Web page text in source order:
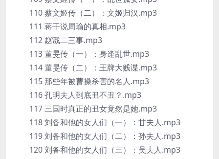
110 蔡文姬传（二）：文姬归汉.mp3
111 蒋干说周瑜的真相.mp3
112 赵戬二三事.mp3
113 董旻传（一）：身逢乱世.mp3
114 董旻传（二）：王牌大贱谍.mp3
115 那些年被曹操杀害的名人.mp3
116 孔明夫人到底丑不丑？.mp3
117 三国时真正的丑女竟然是她.mp3
118 刘备和他的女人们（一）：甘夫人.mp3
119 刘备和他的女人们（二）：孙夫人.mp3
120 刘备和他的女人们（三）：吴夫人.mp3